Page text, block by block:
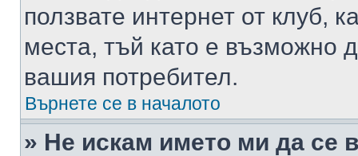
ползвате интернет от клуб,
места, тъй като е възможно
вашия потребител.
Върнете се в началото
» Не искам името ми да се